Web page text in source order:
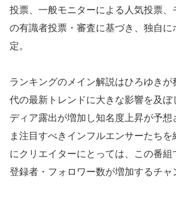
投票、一般モニターによる人気投票
の有識者投票・審査に基づき、独自
定。
ランキングのメイン解説はひろゆき
代の最新トレンドに大きな影響を及ぼ
ディア露出が増加し知名度上昇が予
ま注目すべきインフルエンサーたち
にクリエイターにとっては、この番
登録者・フォロワー数が増加するチャ